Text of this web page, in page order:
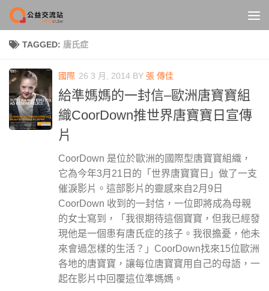
Skip to content
TAGGED: 唐氏症
國際 26 3 月, 2014 BY 張 傳佳
給準媽媽的一封信–歐洲唐寶寶組
織CoorDown推世界唐寶寶日宣傳
片
CoorDown 是位於歐洲的國際型唐寶寶組織，
它為今年3月21日的「世界唐寶寶日」做了一支
催淚影片。這部影片的靈感來自2月9日
CoorDown 收到的一封信，一位即將成為母親
的女士寫到，「我很期待這個寶寶，但我已經發
現他是一個患有唐氏症的孩子。我很擔憂，他未
來會過怎樣的生活？」CoorDown找來15位歐洲
各地的唐寶寶，讓每位唐寶寶用自己的母語，一
起在影片中回覆這位準媽媽。